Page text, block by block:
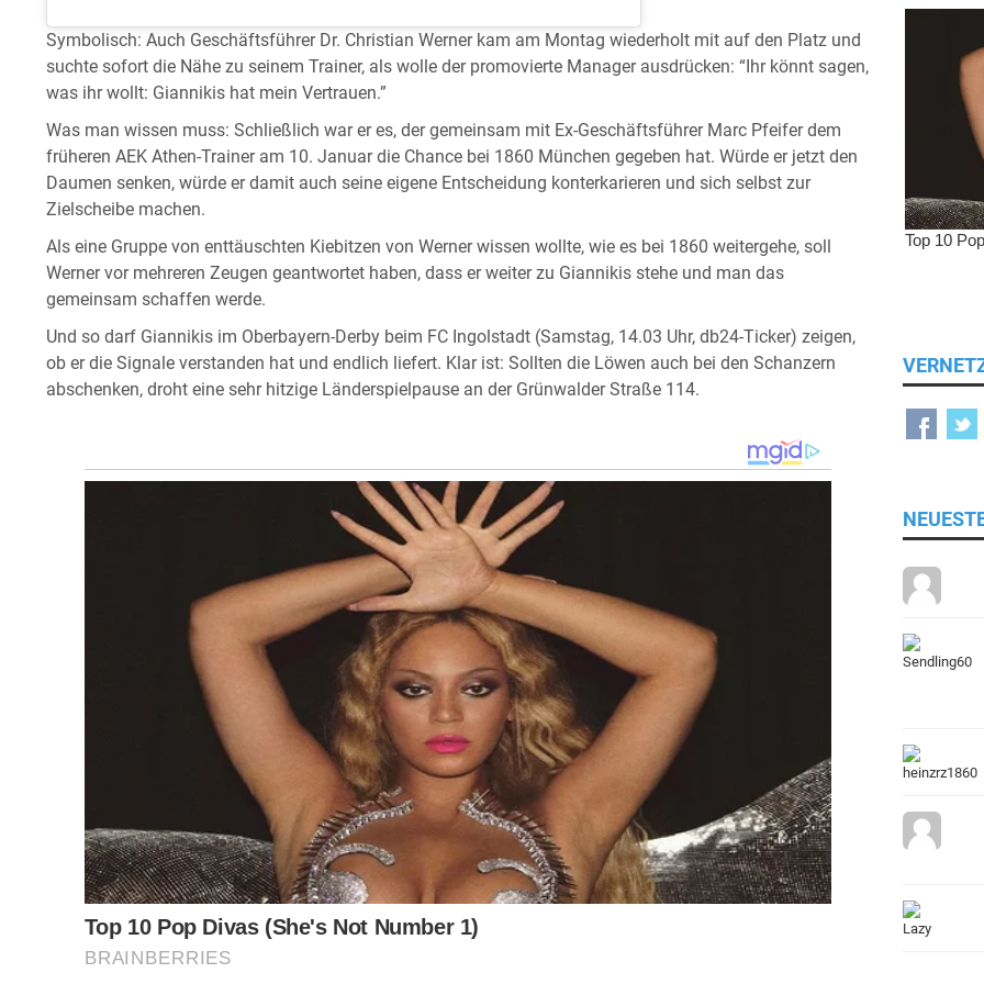
Symbolisch: Auch Geschäftsführer Dr. Christian Werner kam am Montag wiederholt mit auf den Platz und
suchte sofort die Nähe zu seinem Trainer, als wolle der promovierte Manager ausdrücken: “Ihr könnt sagen,
was ihr wollt: Giannikis hat mein Vertrauen.”
Was man wissen muss: Schließlich war er es, der gemeinsam mit Ex-Geschäftsführer Marc Pfeifer dem
früheren AEK Athen-Trainer am 10. Januar die Chance bei 1860 München gegeben hat. Würde er jetzt den
Daumen senken, würde er damit auch seine eigene Entscheidung konterkarieren und sich selbst zur
Zielscheibe machen.
Als eine Gruppe von enttäuschten Kiebitzen von Werner wissen wollte, wie es bei 1860 weitergehe, soll
Werner vor mehreren Zeugen geantwortet haben, dass er weiter zu Giannikis stehe und man das
gemeinsam schaffen werde.
Und so darf Giannikis im Oberbayern-Derby beim FC Ingolstadt (Samstag, 14.03 Uhr, db24-Ticker) zeigen,
ob er die Signale verstanden hat und endlich liefert. Klar ist: Sollten die Löwen auch bei den Schanzern
abschenken, droht eine sehr hitzige Länderspielpause an der Grünwalder Straße 114.